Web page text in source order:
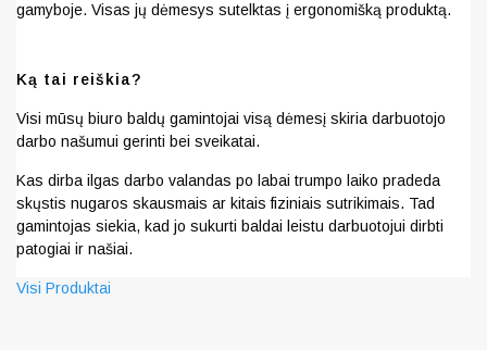
gamyboje. Visas jų dėmesys sutelktas į ergonomišką produktą.
Ką tai reiškia?
Visi mūsų biuro baldų gamintojai visą dėmesį skiria darbuotojo
darbo našumui gerinti bei sveikatai.
Kas dirba ilgas darbo valandas po labai trumpo laiko pradeda
skųstis nugaros skausmais ar kitais fiziniais sutrikimais. Tad
gamintojas siekia, kad jo sukurti baldai leistu darbuotojui dirbti
patogiai ir našiai.
Visi Produktai